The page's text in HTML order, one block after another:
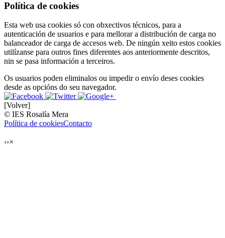
Política de cookies
Esta web usa cookies só con obxectivos técnicos, para a
autenticación de usuarios e para mellorar a distribución de carga no
balanceador de carga de accesos web. De ningún xeito estos cookies
utilízanse para outros fines diferentes aos anteriormente descritos,
nin se pasa información a terceiros.
Os usuarios poden eliminalos ou impedir o envío deses cookies
desde as opcións do seu navegador.
[Volver]
© IES Rosalía Mera
Política de cookiesContacto
‹›×